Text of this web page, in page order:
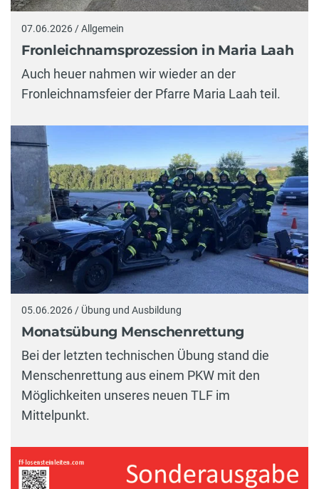
07.06.2026 / Allgemein
Fronleichnamsprozession in Maria Laah
Auch heuer nahmen wir wieder an der
Fronleichnamsfeier der Pfarre Maria Laah teil.
05.06.2026 / Übung und Ausbildung
Monatsübung Menschenrettung
Bei der letzten technischen Übung stand die
Menschenrettung aus einem PKW mit den
Möglichkeiten unseres neuen TLF im
Mittelpunkt.